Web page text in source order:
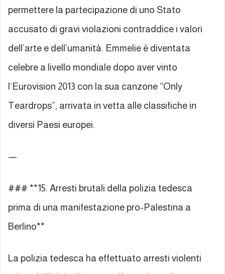
permettere la partecipazione di uno Stato
accusato di gravi violazioni contraddice i valori
dell’arte e dell’umanità. Emmelie è diventata
celebre a livello mondiale dopo aver vinto
l’Eurovision 2013 con la sua canzone “Only
Teardrops”, arrivata in vetta alle classifiche in
diversi Paesi europei.
—
### **15. Arresti brutali della polizia tedesca
prima di una manifestazione pro-Palestina a
Berlino**
La polizia tedesca ha effettuato arresti violenti